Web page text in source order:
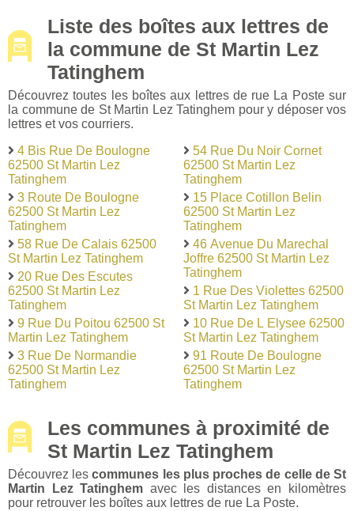
Liste des boîtes aux lettres de
la commune de St Martin Lez
Tatinghem
Découvrez toutes les boîtes aux lettres de rue La Poste sur
la commune de St Martin Lez Tatinghem pour y déposer vos
lettres et vos courriers.
4 Bis Rue De Boulogne
62500 St Martin Lez
Tatinghem
3 Route De Boulogne
62500 St Martin Lez
Tatinghem
58 Rue De Calais 62500
St Martin Lez Tatinghem
20 Rue Des Escutes
62500 St Martin Lez
Tatinghem
9 Rue Du Poitou 62500 St
Martin Lez Tatinghem
3 Rue De Normandie
62500 St Martin Lez
Tatinghem
54 Rue Du Noir Cornet
62500 St Martin Lez
Tatinghem
15 Place Cotillon Belin
62500 St Martin Lez
Tatinghem
46 Avenue Du Marechal
Joffre 62500 St Martin Lez
Tatinghem
1 Rue Des Violettes 62500
St Martin Lez Tatinghem
10 Rue De L Elysee 62500
St Martin Lez Tatinghem
91 Route De Boulogne
62500 St Martin Lez
Tatinghem
Les communes à proximité de
St Martin Lez Tatinghem
Découvrez lescommunes les plus proches de celle de St
Martin Lez Tatinghem avec les distances en kilomètres
pour retrouver les boîtes aux lettres de rue La Poste.